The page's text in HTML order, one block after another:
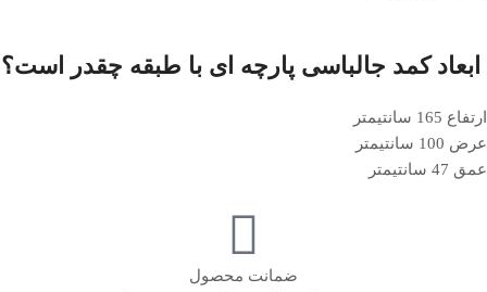
ابعاد کمد جالباسی پارچه ای با طبقه چقدر است؟
ارتفاع 165 سانتیمتر
عرض 100 سانتیمتر
عمق 47 سانتیمتر
ضمانت محصول